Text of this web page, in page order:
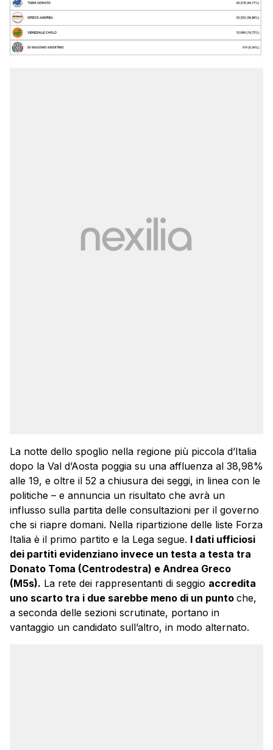
La notte dello spoglio nella regione più piccola d’Italia
dopo la Val d’Aosta poggia su una affluenza al 38,98%
alle 19, e oltre il 52 a chiusura dei seggi, in linea con le
politiche – e annuncia un risultato che avrà un
influsso sulla partita delle consultazioni per il governo
che si riapre domani. Nella ripartizione delle liste Forza
Italia è il primo partito e la Lega segue. I dati ufficiosi
dei partiti evidenziano invece un testa a testa tra
Donato Toma (Centrodestra) e Andrea Greco
(M5s). La rete dei rappresentanti di seggio accredita
uno scarto tra i due sarebbe meno di un punto che,
a seconda delle sezioni scrutinate, portano in
vantaggio un candidato sull’altro, in modo alternato.